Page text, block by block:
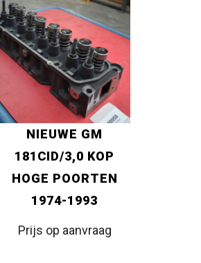
NIEUWE GM
181CID/3,0 KOP
HOGE POORTEN
1974-1993
Prijs op aanvraag